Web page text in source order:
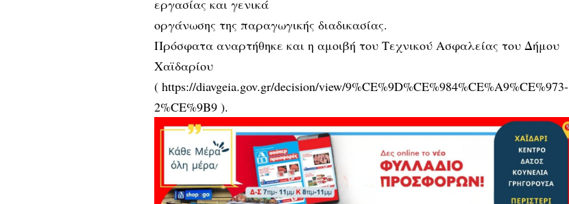
εργασίας και γενικά
οργάνωσης της παραγωγικής διαδικασίας.
Πρόσφατα αναρτήθηκε και η αμοιβή του Τεχνικού Ασφαλείας του Δήμου
Χαϊδαρίου
( https://diavgeia.gov.gr/decision/view/9%CE%9D%CE%984%CE%A9%CE%973-
2%CE%9B9 ).